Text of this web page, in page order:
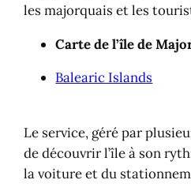
les majorquais et les
Carte de l’île de
Balearic Islands
Le service, géré par
de découvrir l’île à son
la voiture et du